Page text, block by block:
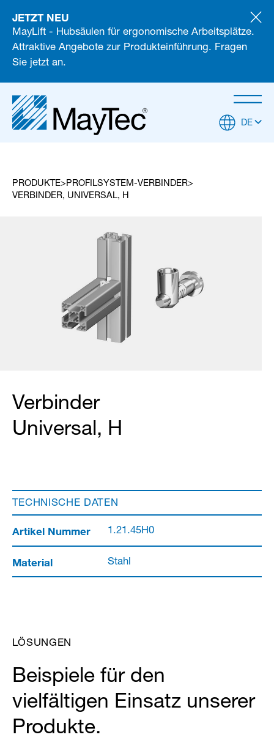
JETZT NEU
MayLift - Hubsäulen für ergonomische Arbeitsplätze.
Attraktive Angebote zur Produkteinführung. Fragen
Sie jetzt an.
DE
PRODUKTE
PROFILSYSTEM-VERBINDER
VERBINDER, UNIVERSAL, H
Verbinder
Universal, H
TECHNISCHE DATEN
Artikel Nummer 1.21.45H0
Material Stahl
LÖSUNGEN
Beispiele für den
vielfältigen Einsatz unserer
Produkte.